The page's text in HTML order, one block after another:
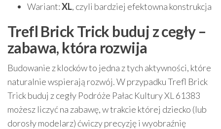
Wariant:XL, czyli bardziej efektowna konstrukcja
Trefl Brick Trick buduj z cegły –
zabawa, która rozwija
Budowanie z klocków to jedna z tych aktywności, które
naturalnie wspierają rozwój. W przypadku Trefl Brick
Trick buduj z cegły Podróże Pałac Kultury XL 61383
możesz liczyć na zabawę, w trakcie której dziecko (lub
dorosły modelarz) ćwiczy precyzję i wyobraźnię